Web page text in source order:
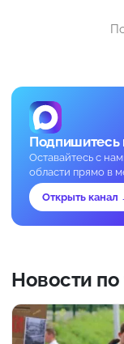
Подпишитесь
Оставайтесь с
области прямо в
Открыть канал
Новости по